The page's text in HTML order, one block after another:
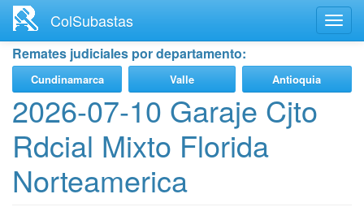
contenido
principal
ColSubastas
Remates judiciales por departamento:
Cundinamarca Valle Antioquia
2026-07-10 Garaje Cjto
Rdcial Mixto Florida
Norteamerica